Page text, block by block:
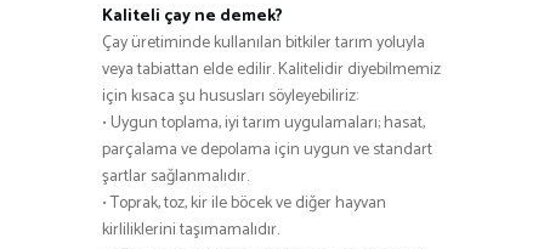
Kaliteli çay ne demek?
Çay üretiminde kullanılan bitkiler tarım yoluyla
veya tabiattan elde edilir. Kalitelidir diyebilmemiz
için kısaca şu hususları söyleyebiliriz:
• Uygun toplama, iyi tarım uygulamaları; hasat,
parçalama ve depolama için uygun ve standart
şartlar sağlanmalıdır.
• Toprak, toz, kir ile böcek ve diğer hayvan
kirliliklerini taşımamalıdır.